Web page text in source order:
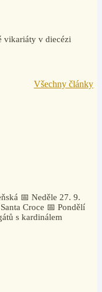
vikariáty v diecézi
Všechny články
📅 Neděle 27. 9.
Croce 📅 Pondělí
s kardinálem